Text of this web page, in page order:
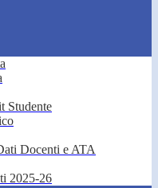
Studente
Docenti e ATA
2025-26